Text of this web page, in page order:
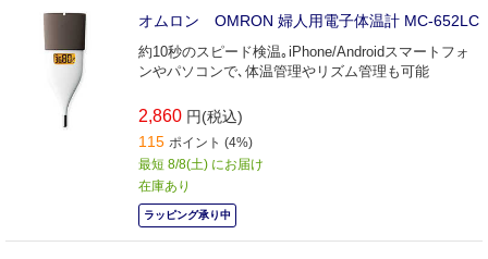
オムロン OMRON 婦人用電子体温計 MC-652LC
約10秒のスピード検温｡iPhone/Androidスマートフォ
ンやパソコンで､体温管理やリズム管理も可能
2,860 円(税込)
115 ポイント (4%)
最短 8/8(土) にお届け
在庫あり
ラッピング承り中